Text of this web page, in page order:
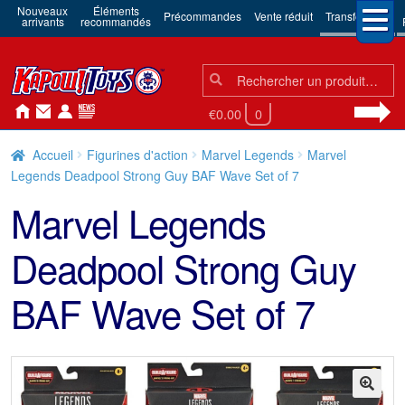
Nouveaux
arrivants
Éléments
recommandés Précommandes Vente réduit Transformers
Chercher:
Chercher
€0.00 0
Accueil Figurines d'action Marvel Legends
Marvel
Legends Deadpool Strong Guy BAF Wave Set of 7
Marvel Legends
Deadpool Strong Guy
BAF Wave Set of 7